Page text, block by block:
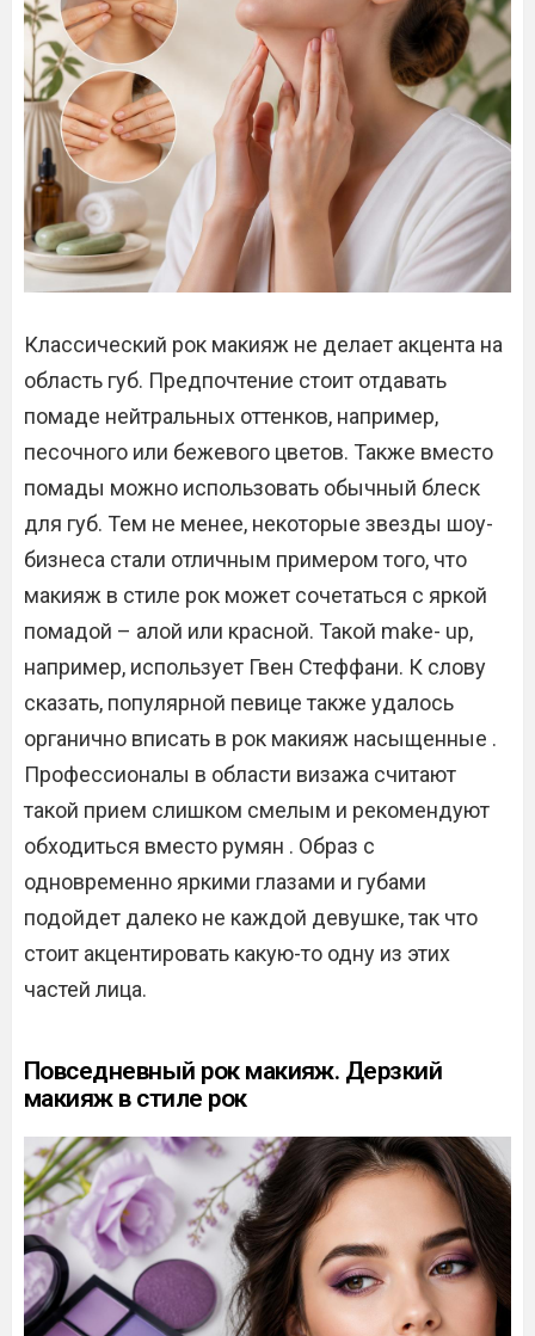
Классический рок макияж не делает акцента на
область губ. Предпочтение стоит отдавать
помаде нейтральных оттенков, например,
песочного или бежевого цветов. Также вместо
помады можно использовать обычный блеск
для губ. Тем не менее, некоторые звезды шоу-
бизнеса стали отличным примером того, что
макияж в стиле рок может сочетаться с яркой
помадой – алой или красной. Такой make- up,
например, использует Гвен Стеффани. К слову
сказать, популярной певице также удалось
органично вписать в рок макияж насыщенные .
Профессионалы в области визажа считают
такой прием слишком смелым и рекомендуют
обходиться вместо румян . Образ с
одновременно яркими глазами и губами
подойдет далеко не каждой девушке, так что
стоит акцентировать какую-то одну из этих
частей лица.
Повседневный рок макияж. Дерзкий
макияж в стиле рок